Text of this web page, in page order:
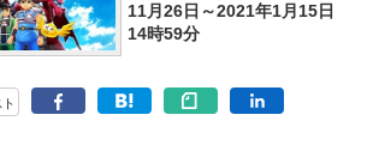
11月26日～2021年1月15日
14時59分
ト